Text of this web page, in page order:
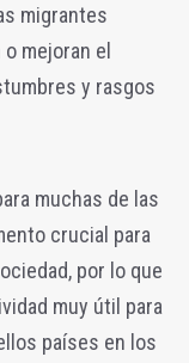
migrantes
mejoran el
y rasgos
muchas de las
crucial para
por lo que
muy útil para
países en los